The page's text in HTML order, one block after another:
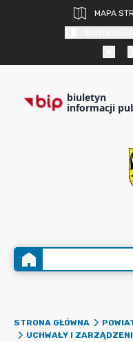
MAPA
biuletyn
informacji
STRONA GŁÓWNA
UCHWAŁY I